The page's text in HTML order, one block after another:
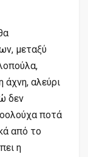
μεταξύ
άχνη, αλεύρι
δεν
ποτά
από το
η